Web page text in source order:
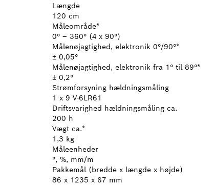
Længde
120 cm
Måleområde*
0° – 360° (4 x 90°)
Målenøjagtighed, elektronik 0°/90°*
± 0,05°
Målenøjagtighed, elektronik fra 1° til 89°*
± 0,2°
Strømforsyning hældningsmåling
1 x 9 V-6LR61
Driftsvarighed hældningsmåling ca.
200 h
Vægt ca.*
1,3 kg
Måleenheder
°, %, mm/m
Pakkemål (bredde x længde x højde)
86 x 1235 x 67 mm